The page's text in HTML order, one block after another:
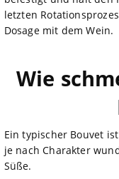
letzten
Dosage mit dem Wein.
Wie
Ein typischer Bouvet
je nach Charakter
Süße.